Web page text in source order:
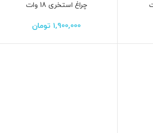
چراغ استخری 18 وات
1,900,000 تومان